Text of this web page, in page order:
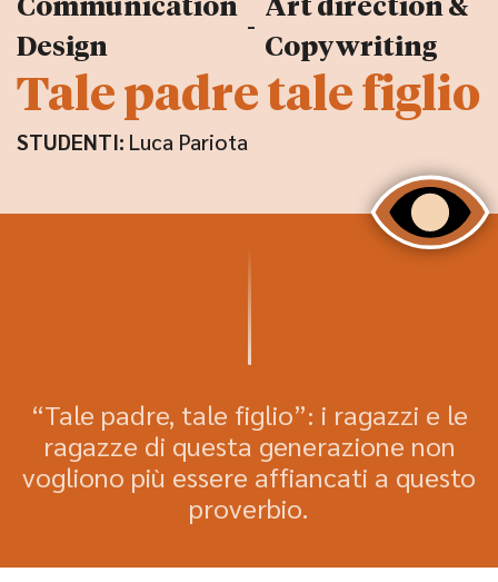
Communication
Design
-
Art direction &
Copywriting
Tale padre tale figlio
STUDENTI: Luca Pariota
“Tale padre, tale figlio”: i ragazzi e le
ragazze di questa generazione non
vogliono più essere affiancati a questo
proverbio.